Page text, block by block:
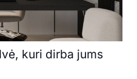
kuri dirba jums